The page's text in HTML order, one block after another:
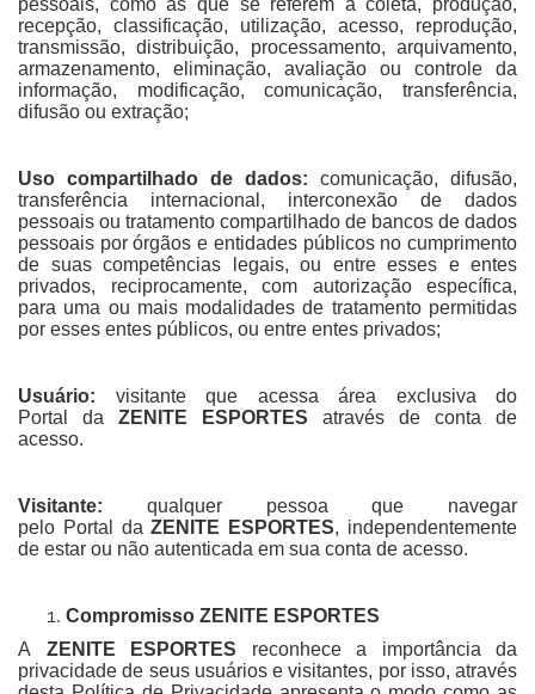
recepção, classificação, utilização, acesso, reprodução,
transmissão, distribuição, processamento, arquivamento,
armazenamento, eliminação, avaliação ou controle da
informação, modificação, comunicação, transferência,
difusão ou extração;
Uso compartilhado de dados: comunicação, difusão,
transferência internacional, interconexão de dados
pessoais ou tratamento compartilhado de bancos de dados
pessoais por órgãos e entidades públicos no cumprimento
de suas competências legais, ou entre esses e entes
privados, reciprocamente, com autorização específica,
para uma ou mais modalidades de tratamento permitidas
por esses entes públicos, ou entre entes privados;
Usuário: visitante que acessa área exclusiva do
Portal da ZENITE ESPORTES através de conta de
acesso.
Visitante: qualquer pessoa que navegar
pelo Portal daZENITE ESPORTES, independentemente
de estar ou não autenticada em sua conta de acesso.
Compromisso ZENITE ESPORTES
A ZENITE ESPORTES reconhece a importância da
privacidade de seus usuários e visitantes, por isso, através